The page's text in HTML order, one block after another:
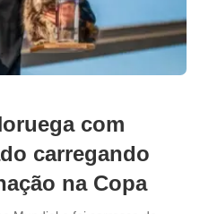
com
carregando
na Copa